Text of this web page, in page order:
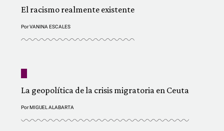
El racismo realmente existente
PorVANINA ESCALES
La geopolítica de la crisis migratoria en Ceuta
PorMIGUEL ALABARTA